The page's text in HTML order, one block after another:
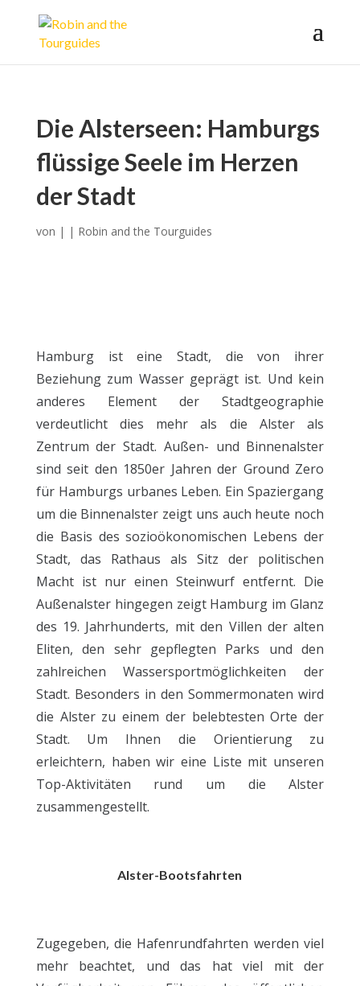
Die Alsterseen: Hamburgs
flüssige Seele im Herzen
der Stadt
von | | Robin and the Tourguides
Hamburg ist eine Stadt, die von ihrer
Beziehung zum Wasser geprägt ist. Und kein
anderes Element der Stadtgeographie
verdeutlicht dies mehr als die Alster als
Zentrum der Stadt. Außen- und Binnenalster
sind seit den 1850er Jahren der Ground Zero
für Hamburgs urbanes Leben. Ein Spaziergang
um die Binnenalster zeigt uns auch heute noch
die Basis des sozioökonomischen Lebens der
Stadt, das Rathaus als Sitz der politischen
Macht ist nur einen Steinwurf entfernt. Die
Außenalster hingegen zeigt Hamburg im Glanz
des 19. Jahrhunderts, mit den Villen der alten
Eliten, den sehr gepflegten Parks und den
zahlreichen Wassersportmöglichkeiten der
Stadt. Besonders in den Sommermonaten wird
die Alster zu einem der belebtesten Orte der
Stadt. Um Ihnen die Orientierung zu
erleichtern, haben wir eine Liste mit unseren
Top-Aktivitäten rund um die Alster
zusammengestellt.
Alster-Bootsfahrten
Zugegeben, die Hafenrundfahrten werden viel
mehr beachtet, und das hat viel mit der